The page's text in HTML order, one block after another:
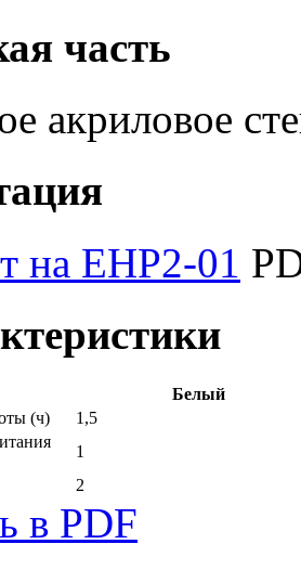
часть
акриловое
на EHP2-01
Белый
(ч)
1,5
1
2
в PDF